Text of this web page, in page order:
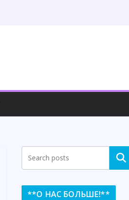
Search
**О НАС БОЛЬШЕ!**